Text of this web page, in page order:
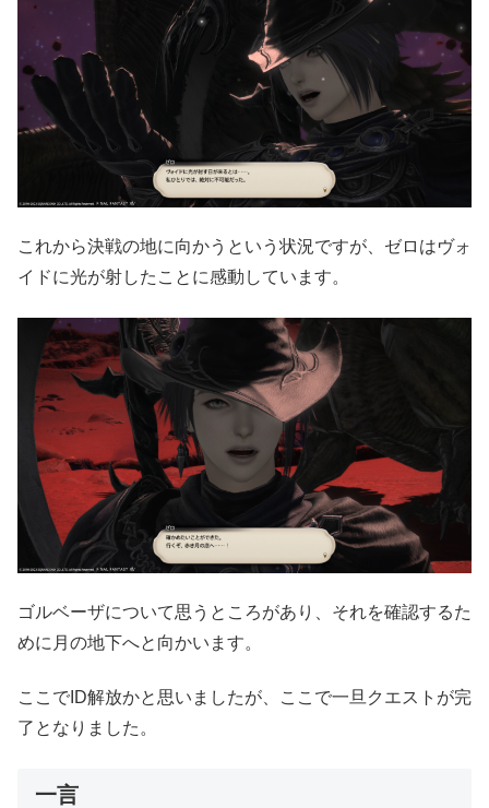
これから決戦の地に向かうという状況ですが、ゼロはヴォ
イドに光が射したことに感動しています。
ゴルベーザについて思うところがあり、それを確認するた
めに月の地下へと向かいます。
ここでID解放かと思いましたが、ここで一旦クエストが完
了となりました。
一言